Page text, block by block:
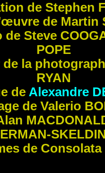
de Stephen
de Martin
de Steve
POPE
de la
RYAN
de Alexandre
de Valerio
-
de Consolata